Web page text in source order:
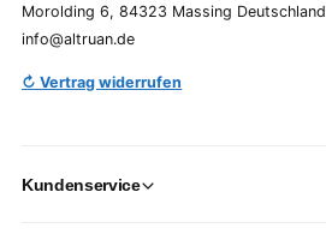
Morolding 6, 84323 Massing Deutschland
info@altruan.de
↻ Vertrag widerrufen
Kundenservice